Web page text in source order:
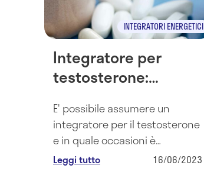
INTEGRATORI ENERGETICI
Integratore per
testosterone:
assumerlo
E' possibile assumere un
integratore per il testosterone
e in quale occasioni è
consigliato farlo? Esistono dei
Leggi tutto 16/06/2023